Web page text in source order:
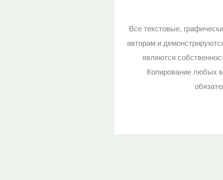
Все текстовые,
авторам и
являются
Копирование любых